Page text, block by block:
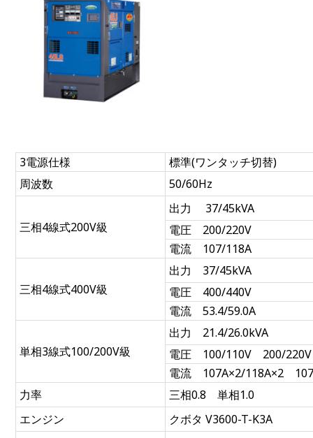
3電源仕様
標準(ワンタッチ切替)
周波数
50/60Hz
三相4線式200V級
出力 37/45kVA
電圧 200/220V
電流 107/118A
三相4線式400V級
出力 37/45kVA
電圧 400/440V
電流 53.4/59.0A
単相3線式100/200V級
出力 21.4/26.0kVA
電圧 100/110V 200/220V
電流 107A×2/118A×2
力率
三相0.8 単相1.0
エンジン
クボタ V3600-T-K3A